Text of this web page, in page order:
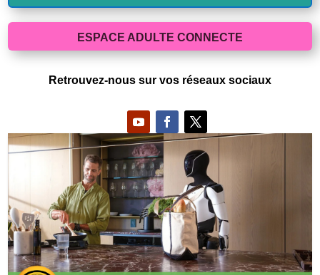
ESPACE ADULTE CONNECTE
Retrouvez-nous sur vos réseaux sociaux